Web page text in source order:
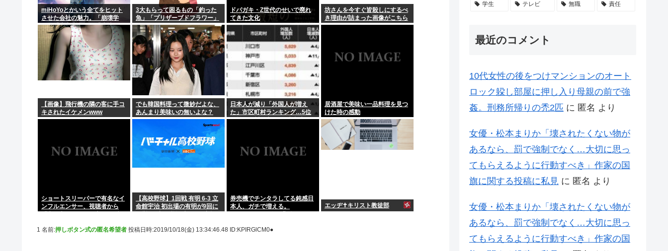
miHoYoとかいう全てをヒット
させた会社の魅力。「崩壊学
園」「未定事件簿」「崩壊
3rd」「原神」「崩壊スターレ
イル」「ゼンゼロ」
3大もらって困るもの「釣った
魚」「プリザーブドフラワー」
ドパガキ・Z世代のせいで廃れ
てきた文化
坊さんを今すぐ皆殺しにするべ
き理由が詰まった画像がこちら
【画像】飛行機の隣の客に手コ
キされたイケメンwww
でも韓国料理って微妙だよな、
あんまり美味いの無いよな？
日本人が減り「外国人が増え
た」市区町村ランキング…5位
は埼玉県川口市、4位京都市、
居酒屋で美味い一品料理を見つ
けた時の感動
ショートスリーパーで有名なイ
ンフルエンサー、視聴者から
【高校野球】1回戦 有明 6-3 立
命館宇治 初出場の有明が9回に
券売機でチンタラしてる鈍感日
本人、ガチで増える。
件。
エッヂ✝️キリスト教徒部
1 名前:押しボタン式の匿名希望者 投稿日時:2019/10/18(金) 13:34:46.48 ID:KPIRGlCM0●
学生 テレビ 無職 責任
最近のコメント
10代女性の後をつけマンションのオート
ロック躱し部屋に押し入り母親の前で強
姦。刑務所帰りの禿2匹 に 匿名 より
女優・松本まりか「壊されたくない物が
あるなら、罰で強制でなく…大切に思っ
てもらえるように行動すべき」作家の国
旗に関する投稿に私見 に 匿名 より
女優・松本まりか「壊されたくない物が
あるなら、罰で強制でなく…大切に思っ
てもらえるように行動すべき」作家の国